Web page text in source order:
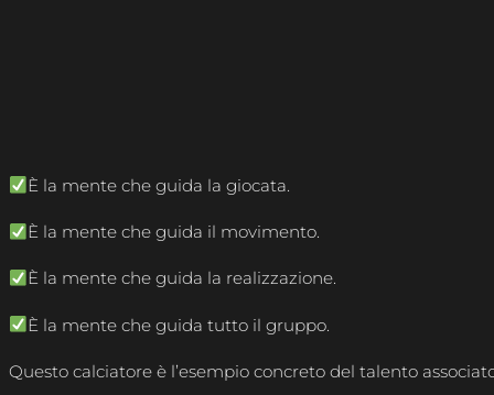
È la mente che guida la giocata.
È la mente che guida il movimento.
È la mente che guida la realizzazione.
È la mente che guida tutto il gruppo.
Questo calciatore è l’esempio concreto del talento